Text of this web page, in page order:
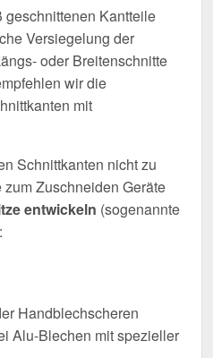
geschnittenen Kantteile
Versiegelung der
oder Breitenschnitte
wir die
mit
Schnittkanten nicht zu
Zuschneiden Geräte
entwickeln (sogenannte
Handblechscheren
Alu-Blechen mit spezieller